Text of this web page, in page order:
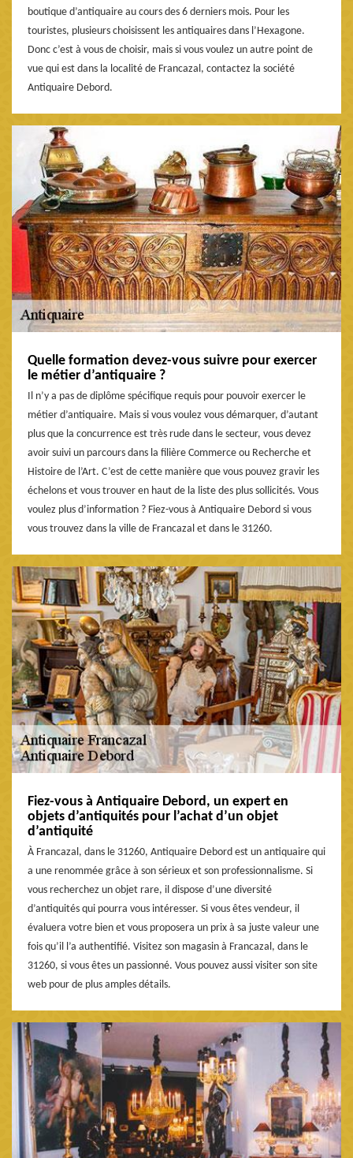
boutique d’antiquaire au cours des 6 derniers mois. Pour les
touristes, plusieurs choisissent les antiquaires dans l’Hexagone.
Donc c’est à vous de choisir, mais si vous voulez un autre point de
vue qui est dans la localité de Francazal, contactez la société
Antiquaire Debord.
Quelle formation devez-vous suivre pour exercer
le métier d’antiquaire ?
Il n’y a pas de diplôme spécifique requis pour pouvoir exercer le
métier d’antiquaire. Mais si vous voulez vous démarquer, d’autant
plus que la concurrence est très rude dans le secteur, vous devez
avoir suivi un parcours dans la filière Commerce ou Recherche et
Histoire de l’Art. C’est de cette manière que vous pouvez gravir les
échelons et vous trouver en haut de la liste des plus sollicités. Vous
voulez plus d’information ? Fiez-vous à Antiquaire Debord si vous
vous trouvez dans la ville de Francazal et dans le 31260.
Fiez-vous à Antiquaire Debord, un expert en
objets d’antiquités pour l’achat d’un objet
d’antiquité
À Francazal, dans le 31260, Antiquaire Debord est un antiquaire qui
a une renommée grâce à son sérieux et son professionnalisme. Si
vous recherchez un objet rare, il dispose d’une diversité
d’antiquités qui pourra vous intéresser. Si vous êtes vendeur, il
évaluera votre bien et vous proposera un prix à sa juste valeur une
fois qu’il l’a authentifié. Visitez son magasin à Francazal, dans le
31260, si vous êtes un passionné. Vous pouvez aussi visiter son site
web pour de plus amples détails.